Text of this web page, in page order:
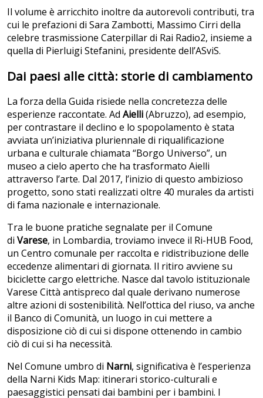
Il volume è arricchito inoltre da autorevoli contributi, tra
cui le prefazioni di Sara Zambotti, Massimo Cirri della
celebre trasmissione Caterpillar di Rai Radio2, insieme a
quella di Pierluigi Stefanini, presidente dell’ASviS.
Dai paesi alle città: storie di cambiamento
La forza della Guida risiede nella concretezza delle
esperienze raccontate. Ad Aielli(Abruzzo), ad esempio,
per contrastare il declino e lo spopolamento è stata
avviata un’iniziativa pluriennale di riqualificazione
urbana e culturale chiamata “Borgo Universo”, un
museo a cielo aperto che ha trasformato Aielli
attraverso l’arte. Dal 2017, l’inizio di questo ambizioso
progetto, sono stati realizzati oltre 40 murales da artisti
di fama nazionale e internazionale.
Tra le buone pratiche segnalate per il Comune
di Varese, in Lombardia, troviamo invece il Ri-HUB Food,
un Centro comunale per raccolta e ridistribuzione delle
eccedenze alimentari di giornata. Il ritiro avviene su
biciclette cargo elettriche. Nasce dal tavolo istituzionale
Varese Città antispreco dal quale derivano numerose
altre azioni di sostenibilità. Nell’ottica del riuso, va anche
il Banco di Comunità, un luogo in cui mettere a
disposizione ciò di cui si dispone ottenendo in cambio
ciò di cui si ha necessità.
Nel Comune umbro di Narni, significativa è l’esperienza
della Narni Kids Map: itinerari storico-culturali e
paesaggistici pensati dai bambini per i bambini. I